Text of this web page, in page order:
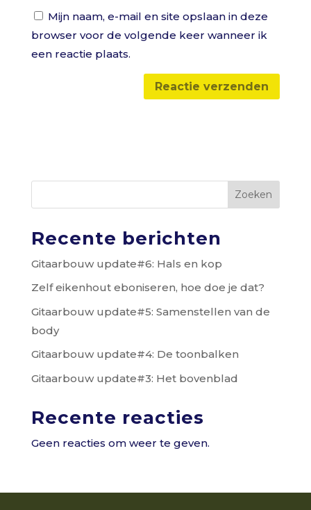
Mijn naam, e-mail en site opslaan in deze
browser voor de volgende keer wanneer ik
een reactie plaats.
Zoeken
Recente berichten
Gitaarbouw update#6: Hals en kop
Zelf eikenhout eboniseren, hoe doe je dat?
Gitaarbouw update#5: Samenstellen van de
body
Gitaarbouw update#4: De toonbalken
Gitaarbouw update#3: Het bovenblad
Recente reacties
Geen reacties om weer te geven.